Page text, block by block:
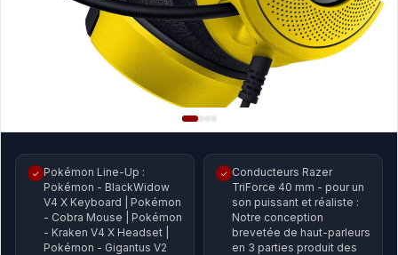
✓ Pokémon Line-Up :
Pokémon - BlackWidow
V4 X Keyboard | Pokémon
- Cobra Mouse | Pokémon
- Kraken V4 X Headset |
Pokémon - Gigantus V2
✓ Conducteurs Razer
TriForce 40 mm - pour un
son puissant et réaliste :
Notre conception
brevetée de haut-parleurs
en 3 parties produit des